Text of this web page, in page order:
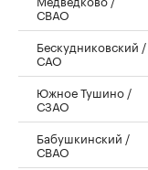
СВАО
Бескудниковский /
САО
Южное Тушино /
СЗАО
Бабушкинский /
СВАО